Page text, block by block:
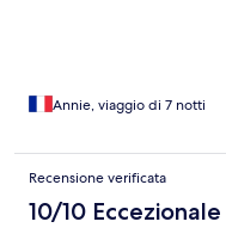
Annie, viaggio di 7 notti
Recensione verificata
10/10 Eccezionale